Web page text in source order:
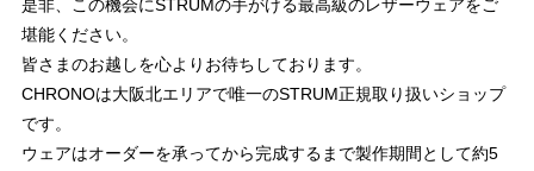
是非、この機会にSTRUMの手がける最高級のレザーウェアをご
堪能ください。
皆さまのお越しを心よりお待ちしております。
CHRONOは大阪北エリアで唯一のSTRUM正規取り扱いショップ
です。
ウェアはオーダーを承ってから完成するまで製作期間として約5